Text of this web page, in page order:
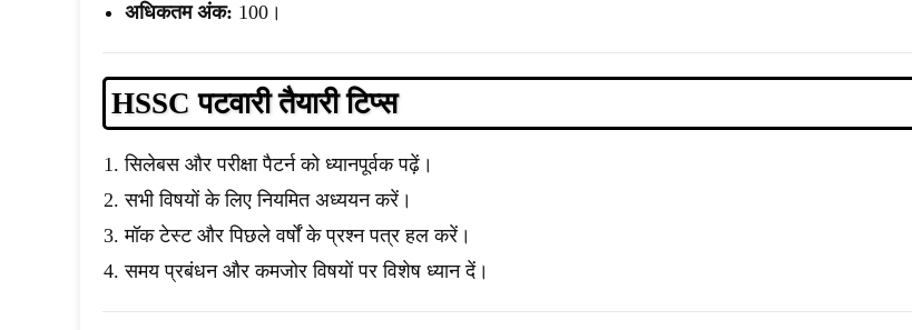
अधिकतम अंक: 100।
HSSC पटवारीतैयारी टिप्स
सिलेबस और परीक्षा पैटर्न को ध्यानपूर्वक पढ़ें।
सभी विषयों के लिए नियमित अध्ययन करें।
मॉक टेस्ट और पिछले वर्षों के प्रश्न पत्र हल करें।
समय प्रबंधन और कमजोर विषयों पर विशेष ध्यान दें।